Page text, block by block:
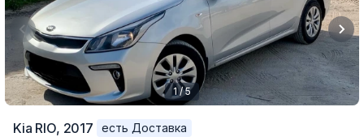
1 / 5
Kia RIO, 2017
есть Доставка